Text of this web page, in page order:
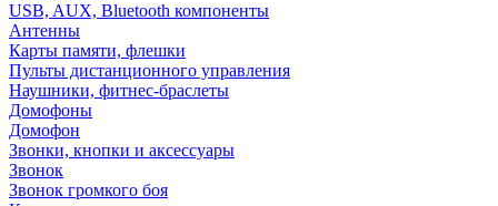
USB, AUX, Bluetooth компоненты
Антенны
Карты памяти, флешки
Пульты дистанционного управления
Наушники, фитнес-браслеты
Домофоны
Домофон
Звонки, кнопки и аксессуары
Звонок
Звонок громкого боя